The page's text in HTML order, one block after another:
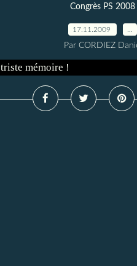
Congrès PS 2008
17.11.2009
Par CORDIEZ